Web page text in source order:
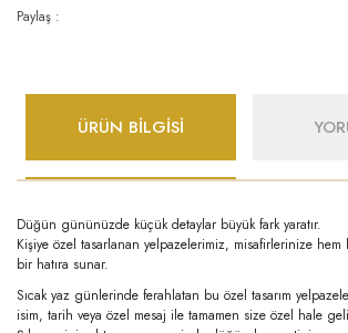
Paylaş :
ÜRÜN BİLGİSİ
Düğün gününüzde küçük detaylar büyük fark yaratır.
Kişiye özel tasarlanan yelpazelerimiz, misafirlerinize hem
bir hatıra sunar.
Sıcak yaz günlerinde ferahlatan bu özel tasarım
isim, tarih veya özel mesaj ile tamamen size özel hale